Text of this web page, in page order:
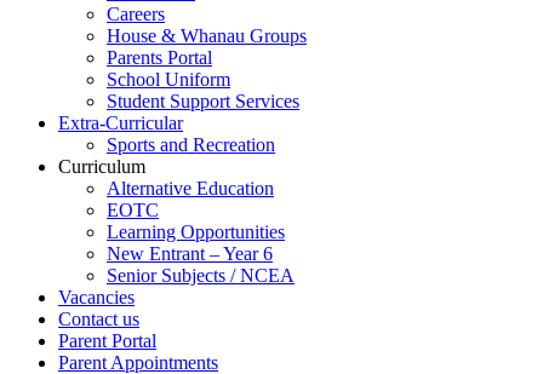
Careers
House & Whanau Groups
Parents Portal
School Uniform
Student Support Services
Extra-Curricular
Sports and Recreation
Curriculum
Alternative Education
EOTC
Learning Opportunities
New Entrant – Year 6
Senior Subjects / NCEA
Vacancies
Contact us
Parent Portal
Parent Appointments